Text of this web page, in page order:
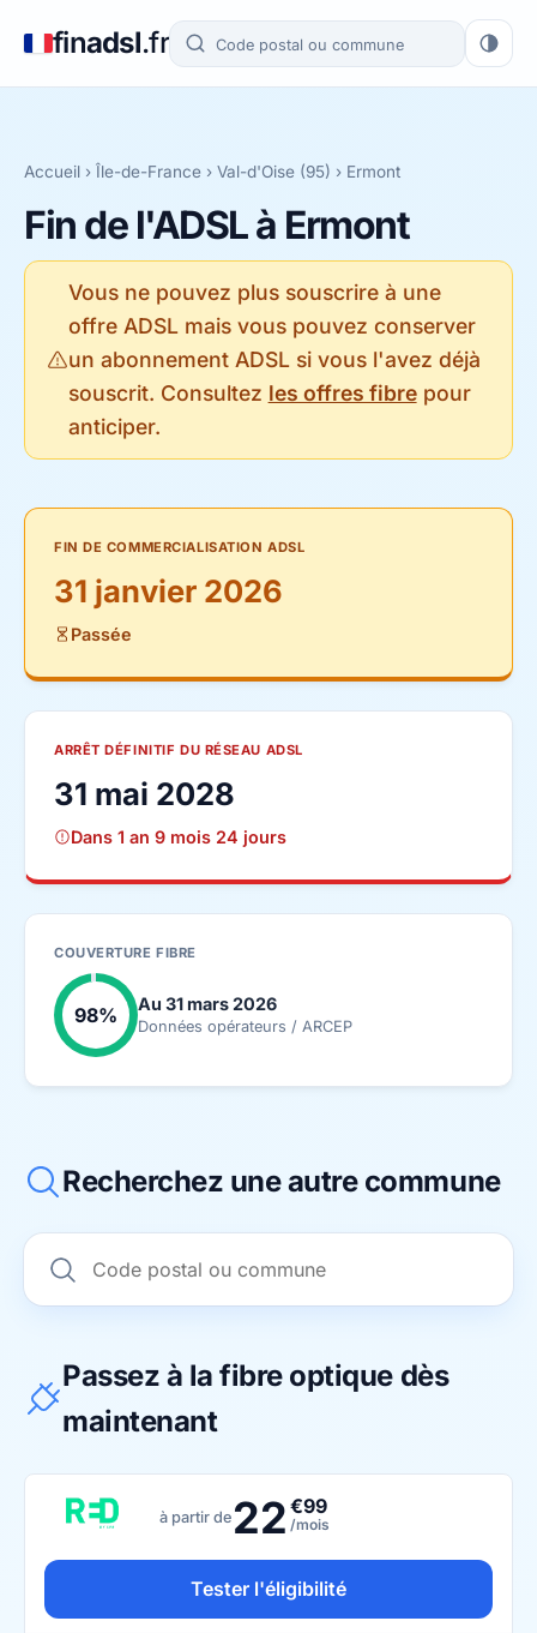
finadsl.fr
Accueil › Île-de-France › Val-d'Oise (95) › Ermont
Fin de l'ADSL à Ermont
Vous ne pouvez plus souscrire à une
offre ADSL mais vous pouvez conserver
un abonnement ADSL si vous l'avez déjà
souscrit. Consultez les offres fibrepour
anticiper.
FIN DE COMMERCIALISATION ADSL
31 janvier 2026
Passée
ARRÊT DÉFINITIF DU RÉSEAU ADSL
31 mai 2028
Dans 1 an 9 mois 24 jours
COUVERTURE FIBRE
98% Au 31 mars 2026
Données opérateurs / ARCEP
Recherchez une autre commune
Passez à la fibre optique dès
maintenant
à partir de 22 €99
/mois
Tester l'éligibilité